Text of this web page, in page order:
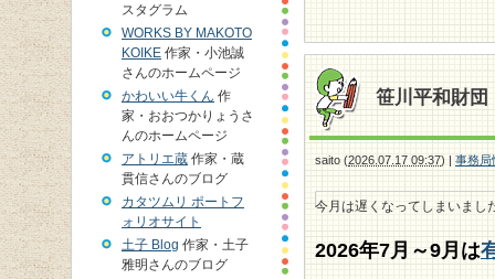
笹川平和財
saito (2026.07.17 09:37) | 事務局
今月は遅くなってしまいまし
2026年7月～9月は
スタグラム
WORKS BY MAKOTO
KOIKE 作家・小池誠
さんのホームページ
かわいい牛くん 作
家・おおつかりょうさ
んのホームページ
アトリエ蔵 作家・蔵
貫信さんのブログ
カタツムリ ポートフ
ォリオサイト
土子 Blog 作家・土子
雅明さんのブログ